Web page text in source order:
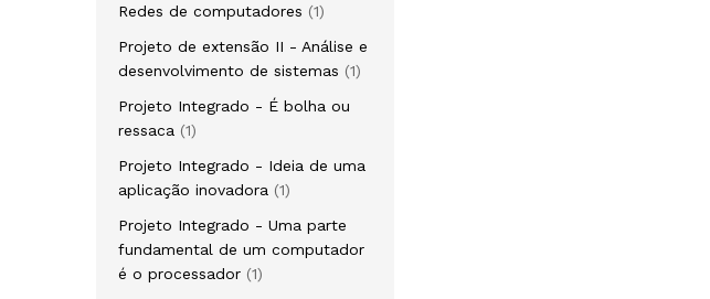
Redes de computadores
11
Projeto de extensão II - Análise e
desenvolvimento de sistemas
11
Projeto Integrado - É bolha ou
ressaca
11
Projeto Integrado - Ideia de uma
aplicação inovadora
11
Projeto Integrado - Uma parte
fundamental de um computador
é o processador
11